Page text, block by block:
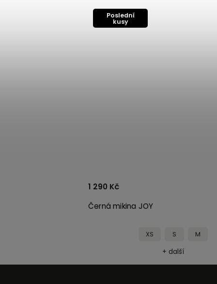
Poslední
kusy
Černá mikina JOY
1 290 Kč
XS S M
+ další